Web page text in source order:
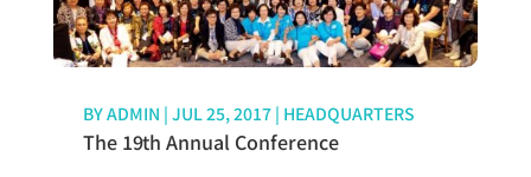
BYADMIN | JUL 25, 2017| HEADQUARTERS
The 19th Annual Conference